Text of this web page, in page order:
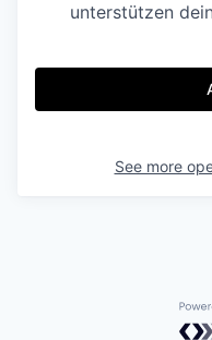
unterstützen
See more